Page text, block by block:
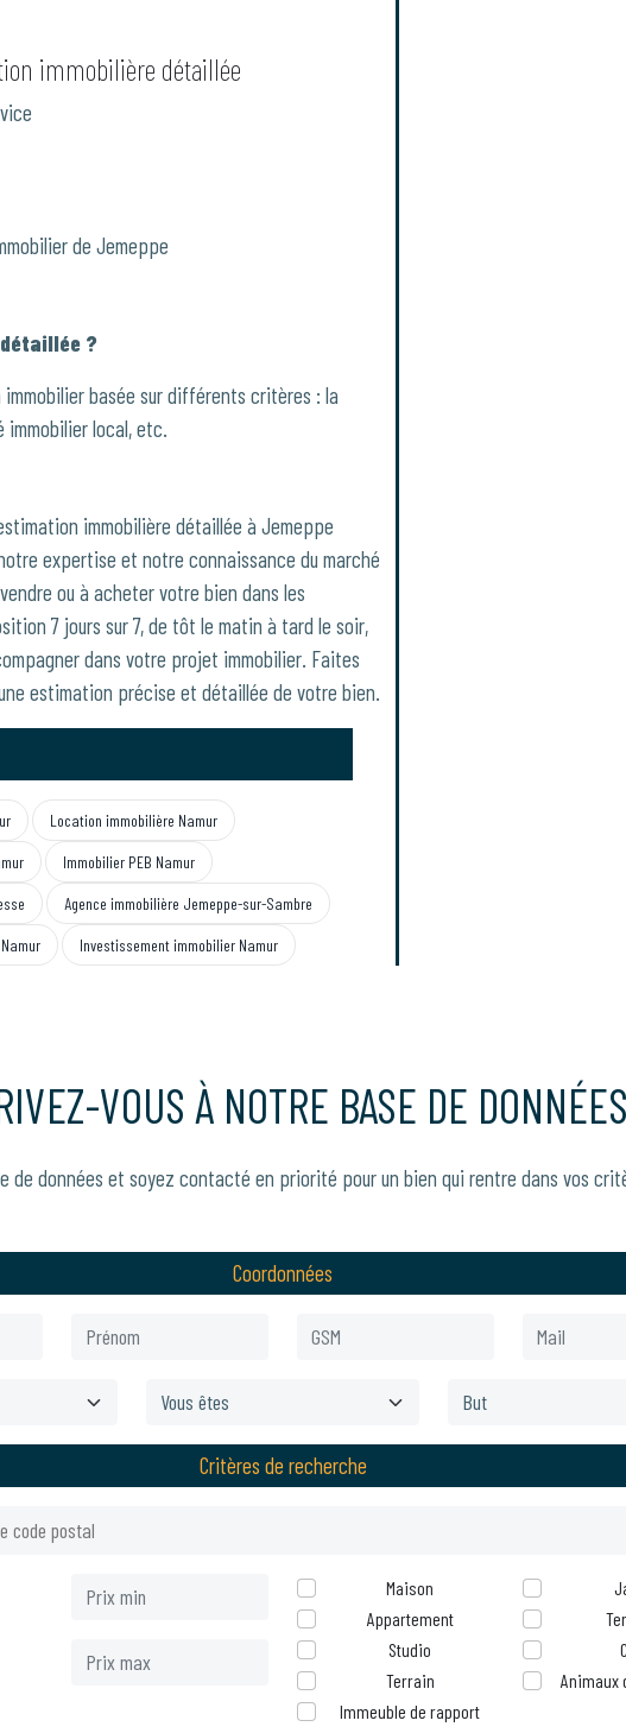
immobilière détaillée
de Jemeppe
?
basée sur différents critères : la
immobilier local, etc.
immobilière détaillée à Jemeppe
expertise et notre connaissance du marché
ou à acheter votre bien dans les
7 jours sur 7, de tôt le matin à tard le soir,
dans votre projet immobilier. Faites
estimation précise et détaillée de votre bien.
Location immobilière Namur
Immobilier PEB Namur
Agence immobilière Jemeppe-sur-Sambre
Investissement immobilier Namur
VOUS À NOTRE BASE DE
de données et soyez contacté en priorité pour un bien qui rentre dans vos
Coordonnées
Critères de recherche
Maison
Appartement
Studio
Terrain
Immeuble de rapport
Animaux